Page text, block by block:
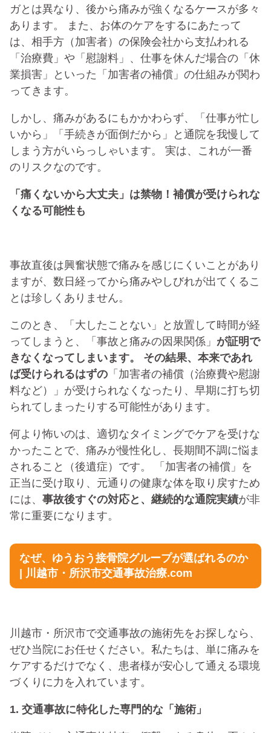
ガとは異なり、後から痛みが強くなるケースが多々
あります。 また、お体のケアをするにあたって
は、相手方（加害者）の保険会社から支払われる
「治療費」や「慰謝料」、仕事を休んだ場合の「休
業損害」といった「加害者の補償」の仕組みが関わ
ってきます。
しかし、痛みがあるにもかかわらず、「仕事が忙し
いから」「手続きが面倒だから」と通院を我慢して
しまう方がいらっしゃいます。 実は、これが一番
のリスクなのです。
「痛くないから大丈夫」は禁物！補償が受けられな
くなる可能性も
事故直後は興奮状態で痛みを感じにくいことがあり
ますが、数日経ってから痛みやしびれが出てくるこ
とは珍しくありません。
このとき、「大したことない」と放置して時間が経
ってしまうと、「事故と痛みの因果関係」 が証明で
きなくなってしまいます。 その結果、本来であれ
ば受けられるはずの 「加害者の補償（治療費や慰謝
料など）」が受けられなくなったり、早期に打ち切
られてしまったりする可能性があります。
何より怖いのは、適切なタイミングでケアを受けな
かったことで、痛みが慢性化し、長期間不調に悩ま
されること（後遺症）です。 「加害者の補償」を
正当に受け取り、元通りの健康な体を取り戻すため
には、 事故後すぐの対応と、継続的な通院実績が非
常に重要になります。
なぜ、ゆうおう接骨院グループが選ばれるのか
| 川越市・所沢市交通事故治療.com
川越市・所沢市で交通事故の施術先をお探しなら、
ぜひ当院にお任せください。 私たちは、単に痛みを
ケアするだけでなく、患者様が安心して通える環境
づくりに力を入れています。
1. 交通事故に特化した専門的な「施術」